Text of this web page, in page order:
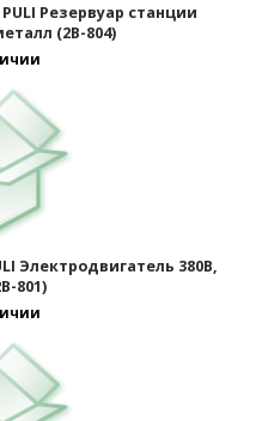
Резервуар станции
(2B-804)
Электродвигатель 380В,
801)